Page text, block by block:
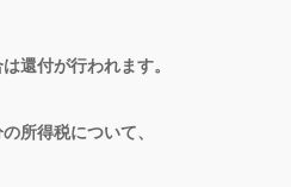
還付が行われます。
所得税について、